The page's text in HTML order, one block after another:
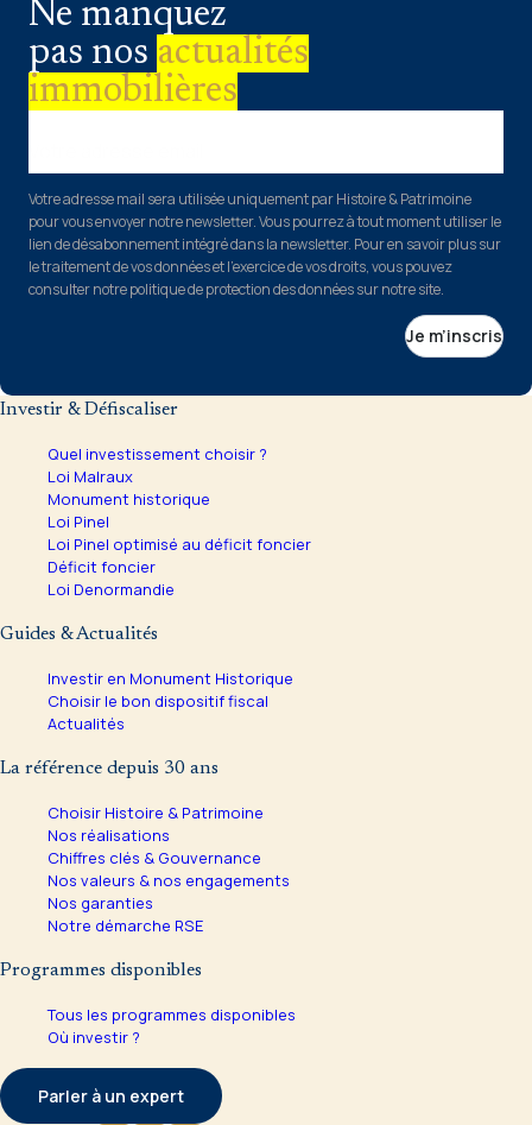
Ne manquez
pas nos actualités
immobilières
Votre adresse mail sera utilisée uniquement par Histoire & Patrimoine
pour vous envoyer notre newsletter. Vous pourrez à tout moment utiliser le
lien de désabonnement intégré dans la newsletter. Pour en savoir plus sur
le traitement de vos données et l’exercice de vos droits, vous pouvez
consulter notre politique de protection des données sur notre site.
Je m’inscris
Investir & Défiscaliser
Quel investissement choisir ?
Loi Malraux
Monument historique
Loi Pinel
Loi Pinel optimisé au déficit foncier
Déficit foncier
Loi Denormandie
Guides & Actualités
Investir en Monument Historique
Choisir le bon dispositif fiscal
Actualités
La référence depuis 30 ans
Choisir Histoire & Patrimoine
Nos réalisations
Chiffres clés & Gouvernance
Nos valeurs & nos engagements
Nos garanties
Notre démarche RSE
Programmes disponibles
Tous les programmes disponibles
Où investir ?
Parler à un expert